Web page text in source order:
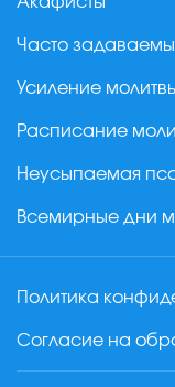
Часто
Усиление
Расписание
Неусыпаемая
Всемирные дни
Политика
Согласие на